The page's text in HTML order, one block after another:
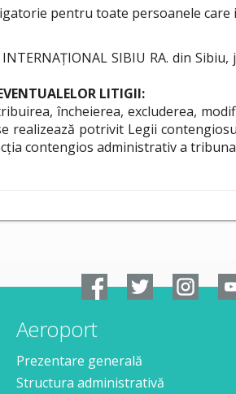
pentru toate persoanele
SIBIU RA. din
LITIGII:
încheierea, excluderea,
realizează potrivit Legii
contengios administrativ a
Aeroport
Prezentare generală
Structura administrativă